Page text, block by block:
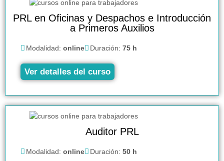
PRL en Oficinas y Despachos e Introducción
a Primeros Auxilios
Modalidad: online Duración: 75 h
Ver detalles del curso
Auditor PRL
Modalidad: online Duración: 50 h